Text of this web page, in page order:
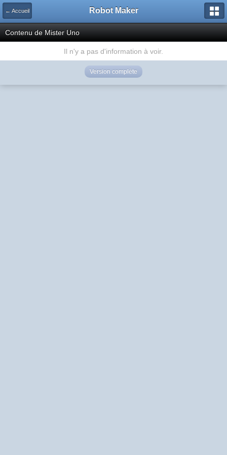
← Accueil Robot Maker
Contenu de Mister Uno
Il n'y a pas d'information à voir.
Version complète